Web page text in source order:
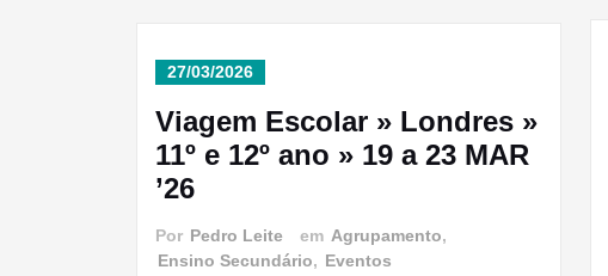
27/03/2026
Viagem Escolar » Londres »
11º e 12º ano » 19 a 23 MAR
’26
Por Pedro Leite em Agrupamento,
Ensino Secundário, Eventos